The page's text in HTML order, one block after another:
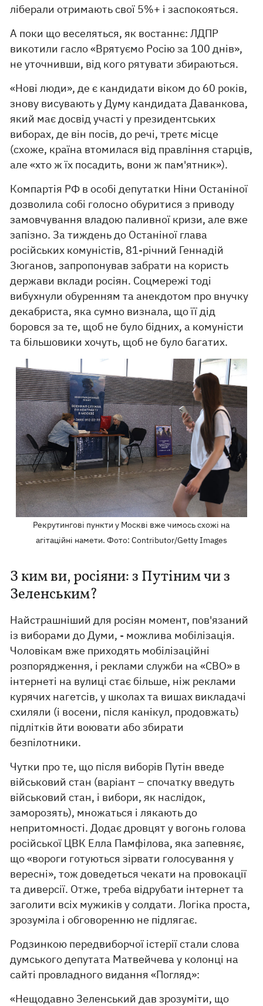
ліберали отримають свої 5%+ і заспокояться.
А поки що веселяться, як востаннє: ЛДПР
викотили гасло «Врятуємо Росію за 100 днів»,
не уточнивши, від кого рятувати збираються.
«Нові люди», де є кандидати віком до 60 років,
знову висувають у Думу кандидата Даванкова,
який має досвід участі у президентських
виборах, де він посів, до речі, третє місце
(схоже, країна втомилася від правління старців,
але «хто ж їх посадить, вони ж пам'ятник»).
Компартія РФ в особі депутатки Ніни Останіної
дозволила собі голосно обуритися з приводу
замовчування владою паливної кризи, але вже
запізно. За тиждень до Останіної глава
російських комуністів, 81-річний Геннадій
Зюганов, запропонував забрати на користь
держави вклади росіян. Соцмережі тоді
вибухнули обуренням та анекдотом про внучку
декабриста, яка сумно визнала, що її дід
боровся за те, щоб не було бідних, а комуністи
та більшовики хочуть, щоб не було багатих.
Рекрутингові пункти у Москві вже чимось схожі на
агітаційні намети. Фото: Contributor/Getty Images
З ким ви, росіяни: з Путіним чи з
Зеленським?
Найстрашніший для росіян момент, пов'язаний
із виборами до Думи, - можлива мобілізація.
Чоловікам вже приходять мобілізаційні
розпорядження, і реклами служби на «СВО» в
інтернеті на вулиці стає більше, ніж реклами
курячих нагетсів, у школах та вишах викладачі
схиляли (і восени, після канікул, продовжать)
підлітків йти воювати або збирати
безпілотники.
Чутки про те, що після виборів Путін введе
військовий стан (варіант – спочатку введуть
військовий стан, і вибори, як наслідок,
заморозять), множаться і лякають до
непритомності. Додає дровцят у вогонь голова
російської ЦВК Елла Памфілова, яка запевняє,
що «вороги готуються зірвати голосування у
вересні», тож доведеться чекати на провокації
та диверсії. Отже, треба відрубати інтернет та
заголити всіх мужиків у солдати. Логіка проста,
зрозуміла і обговоренню не підлягає.
Родзинкою передвиборчої істерії стали слова
думського депутата Матвейчева у колонці на
сайті провладного видання «Погляд»:
«Нещодавно Зеленський дав зрозуміти, що